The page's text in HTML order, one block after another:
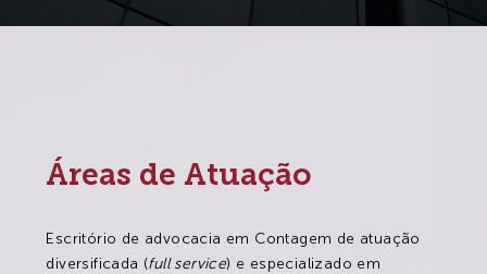
Áreas de Atuação
Escritório de advocacia em Contagem de atuação
diversificada (full service) e especializado em